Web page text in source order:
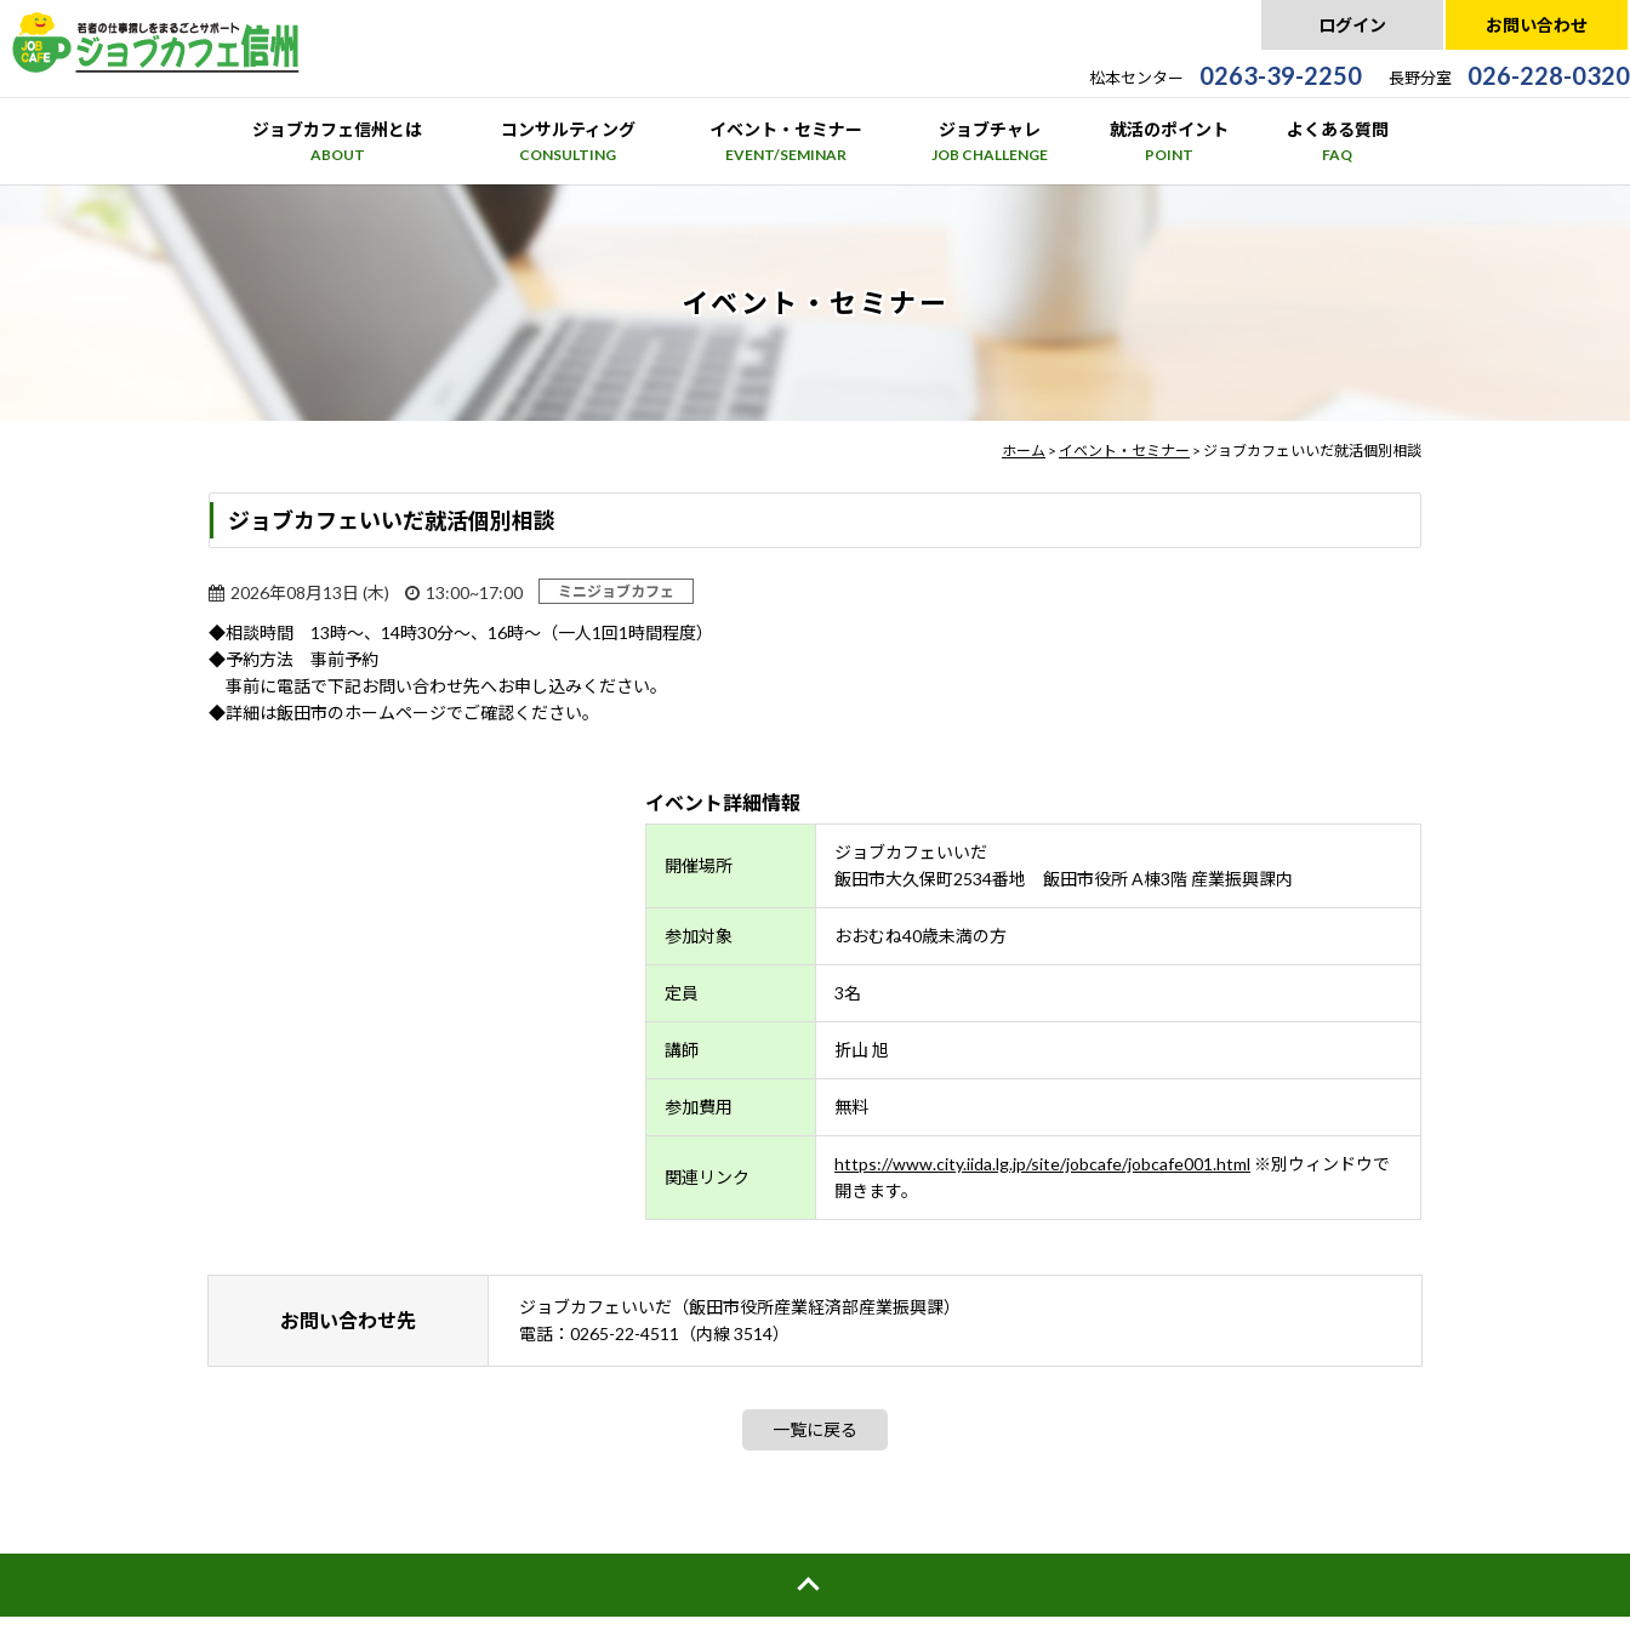
ログイン お問い合わせ
松本センター 0263-39-2250 長野分室 026-228-0320
ジョブカフェ信州とは
ABOUT
コンサルティング
CONSULTING
イベント・セミナー
EVENT/SEMINAR
ジョブチャレ
JOB CHALLENGE
就活のポイント
POINT
よくある質問
FAQ
イベント・セミナー
ホーム > イベント・セミナー > ジョブカフェいいだ就活個別相談
ジョブカフェいいだ就活個別相談
2026年08月13日 (木) 13:00~17:00 ミニジョブカフェ
◆相談時間 13時～、14時30分～、16時～（一人1回1時間程度）
◆予約方法 事前予約
事前に電話で下記お問い合わせ先へお申し込みください。
◆詳細は飯田市のホームページでご確認ください。
イベント詳細情報
開催場所
ジョブカフェいいだ
飯田市大久保町2534番地 飯田市役所 A棟3階 産業振興課内
参加対象 おおむね40歳未満の方
定員 3名
講師 折山 旭
参加費用 無料
関連リンク
https://www.city.iida.lg.jp/site/jobcafe/jobcafe001.html ※別ウィンドウで
開きます。
お問い合わせ先
ジョブカフェいいだ（飯田市役所産業経済部産業振興課）
電話：0265-22-4511（内線 3514）
一覧に戻る